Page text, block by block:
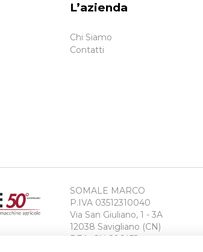
L’azienda
Chi Siamo
Contatti
SOMALE MARCO
P.IVA 03512310040
Via San Giuliano, 1 - 3A
12038 Savigliano (CN)
REA: CN-296452